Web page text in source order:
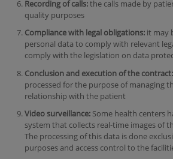
Recording of calls:the calls made by
quality purposes
Compliance with legal obligations:it may
personal data to comply with relevant
comply with the legislation on data
Conclusion and execution of the contract:
processed for the purpose of managing
relationship with the patient
Video surveillance:Some health centers
system that collects real-time images of
The processing of this data is done
purposes and access control to the